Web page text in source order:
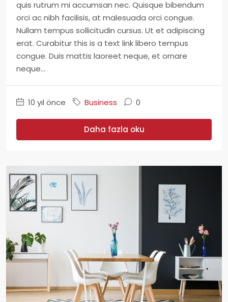
quis rutrum mi accumsan nec. Quisque bibendum
orci ac nibh facilisis, at malesuada orci congue.
Nullam tempus sollicitudin cursus. Ut et adipiscing
erat. Curabitur this is a text link libero tempus
congue. Duis mattis laoreet neque, et ornare
neque...
10 yıl önce Business 0
Daha fazla oku